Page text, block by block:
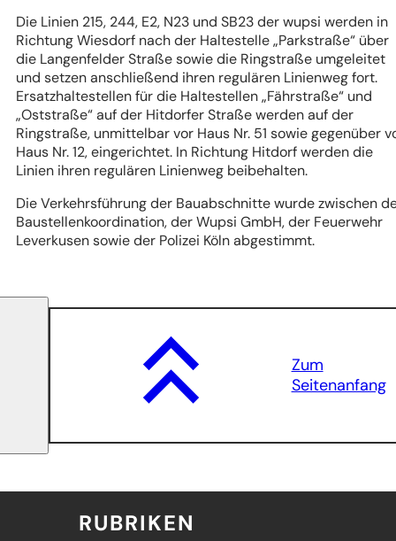
Die Linien 215, 244, E2, N23 und SB23 der wupsi werden in
Richtung Wiesdorf nach der Haltestelle „Parkstraße“ über
die Langenfelder Straße sowie die Ringstraße umgeleitet
und setzen anschließend ihren regulären Linienweg fort.
Ersatzhaltestellen für die Haltestellen „Fährstraße“ und
„Oststraße“ auf der Hitdorfer Straße werden auf der
Ringstraße, unmittelbar vor Haus Nr. 51 sowie gegenüber
Haus Nr. 12, eingerichtet. In Richtung Hitdorf werden die
Linien ihren regulären Linienweg beibehalten.
Die Verkehrsführung der Bauabschnitte wurde zwischen
Baustellenkoordination, der Wupsi GmbH, der Feuerwehr
Leverkusen sowie der Polizei Köln abgestimmt.
Zum
Seitenanfang
RUBRIKEN